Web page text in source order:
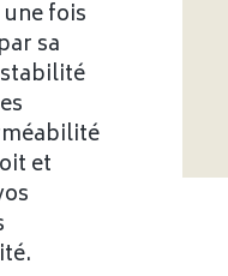
fois
sa
et